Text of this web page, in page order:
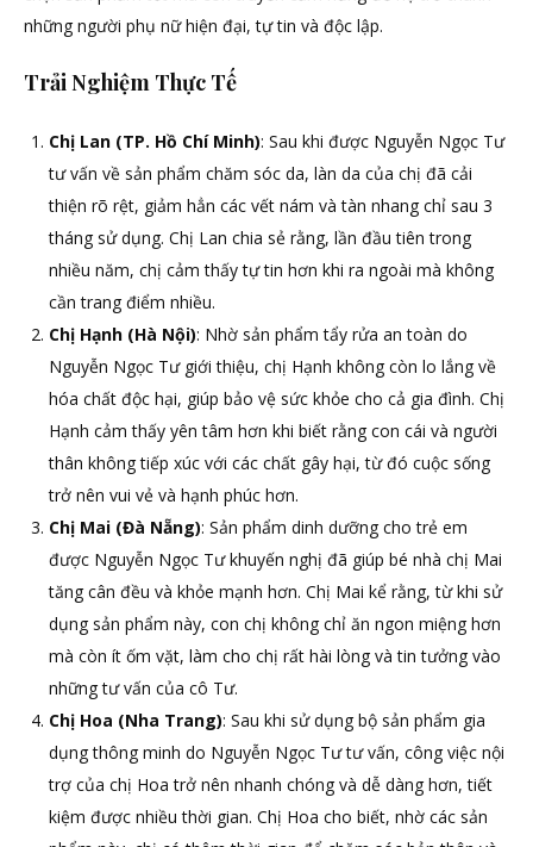
những người phụ nữ hiện đại, tự tin và độc lập.
Trải Nghiệm Thực Tế
Chị Lan (TP. Hồ Chí Minh): Sau khi được Nguyễn Ngọc Tư
tư vấn về sản phẩm chăm sóc da, làn da của chị đã cải
thiện rõ rệt, giảm hẳn các vết nám và tàn nhang chỉ sau 3
tháng sử dụng. Chị Lan chia sẻ rằng, lần đầu tiên trong
nhiều năm, chị cảm thấy tự tin hơn khi ra ngoài mà không
cần trang điểm nhiều.
Chị Hạnh (Hà Nội): Nhờ sản phẩm tẩy rửa an toàn do
Nguyễn Ngọc Tư giới thiệu, chị Hạnh không còn lo lắng về
hóa chất độc hại, giúp bảo vệ sức khỏe cho cả gia đình. Chị
Hạnh cảm thấy yên tâm hơn khi biết rằng con cái và người
thân không tiếp xúc với các chất gây hại, từ đó cuộc sống
trở nên vui vẻ và hạnh phúc hơn.
Chị Mai (Đà Nẵng): Sản phẩm dinh dưỡng cho trẻ em
được Nguyễn Ngọc Tư khuyến nghị đã giúp bé nhà chị Mai
tăng cân đều và khỏe mạnh hơn. Chị Mai kể rằng, từ khi sử
dụng sản phẩm này, con chị không chỉ ăn ngon miệng hơn
mà còn ít ốm vặt, làm cho chị rất hài lòng và tin tưởng vào
những tư vấn của cô Tư.
Chị Hoa (Nha Trang): Sau khi sử dụng bộ sản phẩm gia
dụng thông minh do Nguyễn Ngọc Tư tư vấn, công việc nội
trợ của chị Hoa trở nên nhanh chóng và dễ dàng hơn, tiết
kiệm được nhiều thời gian. Chị Hoa cho biết, nhờ các sản